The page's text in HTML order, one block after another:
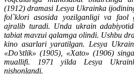
(1912) dramasi Lesya Ukrainka
fol`klori asosida yozilganligi va faol
ajralib turadi. Unda ukrain
tabiat mavzui qalamga olindi. Ushbu
kino asarlari yaratilgan. Lesya
«Do’stlik» (1905), «Xato» (1906)
muallifi. 1971 yilda Lesya
nishonlandi.